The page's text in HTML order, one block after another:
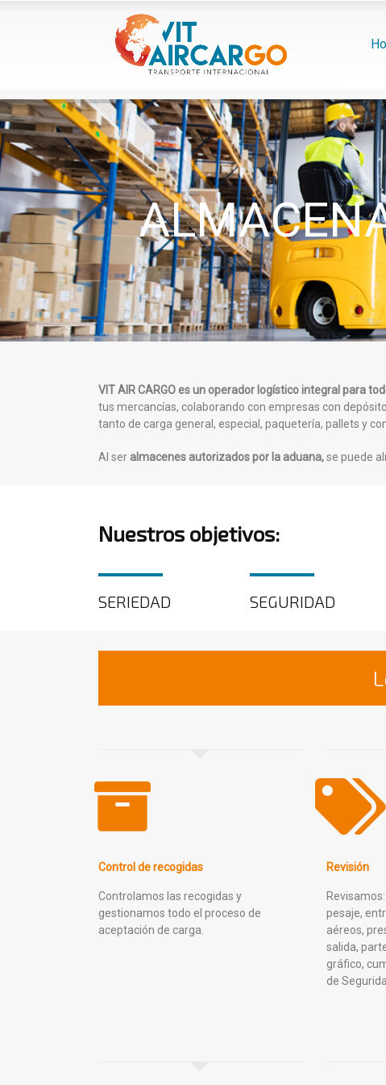
VIT AIR CARGO es un operador logístico integral para
tus mercancías, colaborando con empresas con
tanto de carga general, especial, paquetería, pallets y
Al ser almacenes autorizados por la aduana,se puede
Nuestros objetivos:
SERIEDAD SEGURIDAD
Control de recogidas
Controlamos las recogidas y
gestionamos todo el proceso de
aceptación de carga.
Revisión
pesaje,
aéreos,
salida,
gráfico,
de